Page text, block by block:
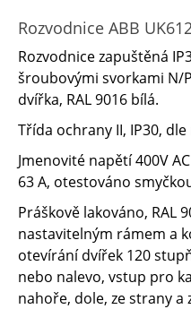
Rozvodnice ABB
Rozvodnice zapuštěná
šroubovými svorkami N/
dvířka, RAL 9016 bílá.
Třída ochrany II, IP30,
Jmenovité napětí 400V
63 A, otestováno
Práškově lakováno, RAL
nastavitelným rámem a
otevírání dvířek 120
nebo nalevo, vstup pro
nahoře, dole, ze strany